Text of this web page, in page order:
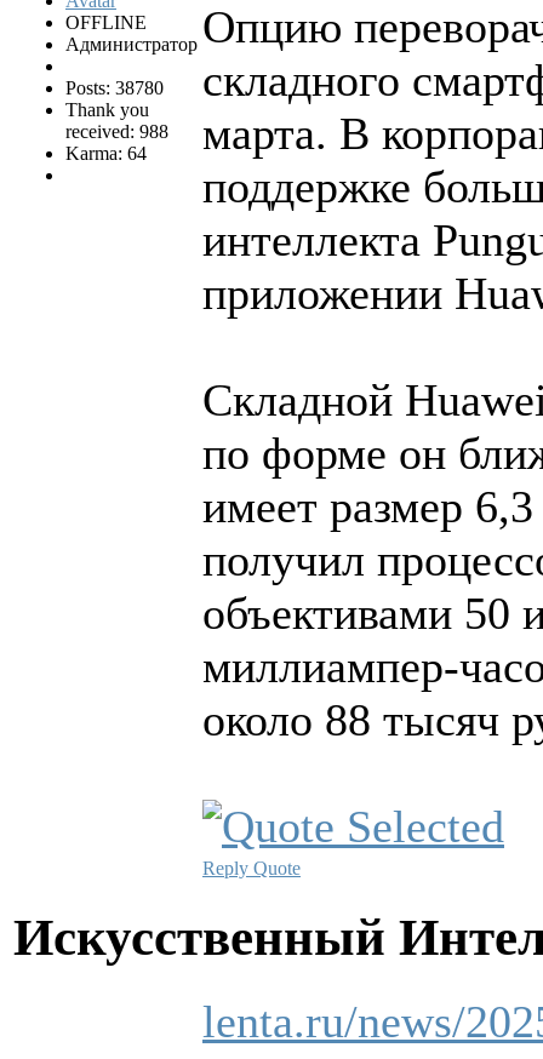
OFFLINE
Администратор
Posts: 38780
Thank you
received: 988
Karma: 64
Опцию
складного
марта. В
поддержке
интеллекта
приложении
Складной
по форме он
имеет размер
получил
объективами 50
миллиампер-
около 88 тысяч
Reply Quote
Искусственный
lenta.ru/news/